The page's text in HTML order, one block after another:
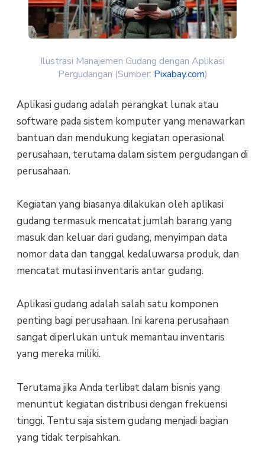
Ilustrasi Manajemen Gudang dengan Aplikasi
Pergudangan (Sumber: Pixabay.com)
Aplikasi gudang adalah perangkat lunak atau
software pada sistem komputer yang menawarkan
bantuan dan mendukung kegiatan operasional
perusahaan, terutama dalam sistem pergudangan di
perusahaan.
Kegiatan yang biasanya dilakukan oleh aplikasi
gudang termasuk mencatat jumlah barang yang
masuk dan keluar dari gudang, menyimpan data
nomor data dan tanggal kedaluwarsa produk, dan
mencatat mutasi inventaris antar gudang.
Aplikasi gudang adalah salah satu komponen
penting bagi perusahaan. Ini karena perusahaan
sangat diperlukan untuk memantau inventaris
yang mereka miliki.
Terutama jika Anda terlibat dalam bisnis yang
menuntut kegiatan distribusi dengan frekuensi
tinggi. Tentu saja sistem gudang menjadi bagian
yang tidak terpisahkan.